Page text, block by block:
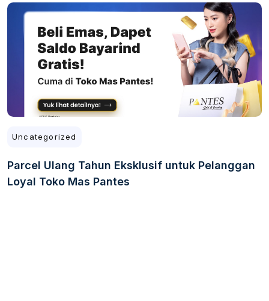
Uncategorized
Parcel Ulang Tahun Eksklusif untuk Pelanggan
Loyal Toko Mas Pantes